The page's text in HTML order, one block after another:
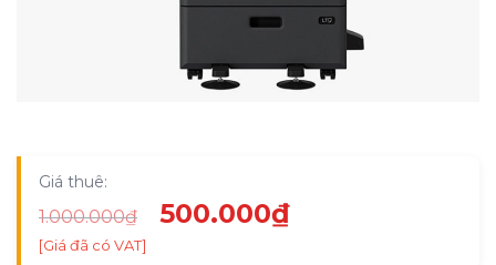
Giá thuê:
1.000.000₫
Giá
500.000₫Giá
[Giá đã có VAT]